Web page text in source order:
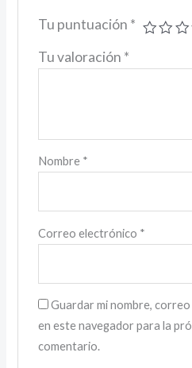
Tu puntuación *
Tu valoración *
Nombre *
Correo electrónico *
Guardar mi nombre,
en este navegador para la
comentario.